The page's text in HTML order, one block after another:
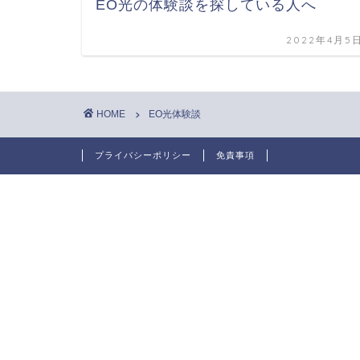
EO光の体験談を探している人へ
2022年4月5
HOME EO光体験談
プライバシーポリシー 免責事項